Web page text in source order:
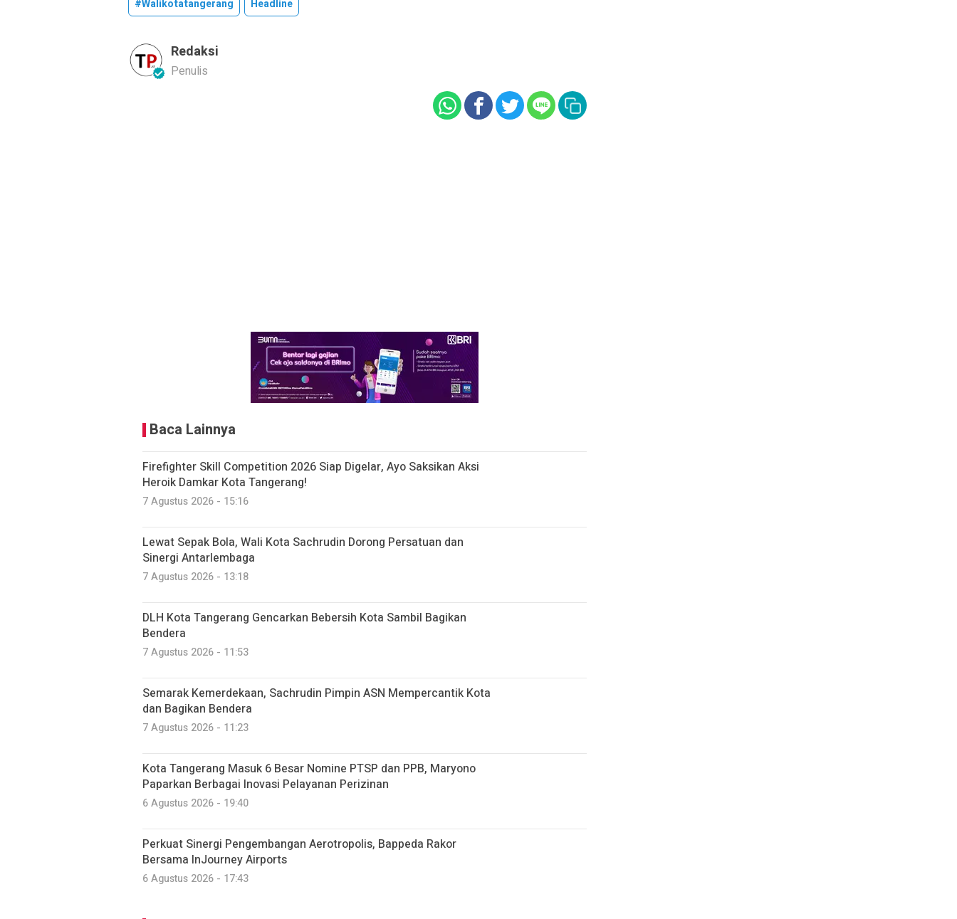
#walikotatangerang
Headline
Redaksi
Penulis
Baca Lainnya
Firefighter Skill Competition 2026 Siap Digelar, Ayo Saksikan Aksi
Heroik Damkar Kota Tangerang!
7 Agustus 2026 - 15:16
Lewat Sepak Bola, Wali Kota Sachrudin Dorong Persatuan dan
Sinergi Antarlembaga
7 Agustus 2026 - 13:18
DLH Kota Tangerang Gencarkan Bebersih Kota Sambil Bagikan
Bendera
7 Agustus 2026 - 11:53
Semarak Kemerdekaan, Sachrudin Pimpin ASN Mempercantik Kota
dan Bagikan Bendera
7 Agustus 2026 - 11:23
Kota Tangerang Masuk 6 Besar Nomine PTSP dan PPB, Maryono
Paparkan Berbagai Inovasi Pelayanan Perizinan
6 Agustus 2026 - 19:40
Perkuat Sinergi Pengembangan Aerotropolis, Bappeda Rakor
Bersama InJourney Airports
6 Agustus 2026 - 17:43